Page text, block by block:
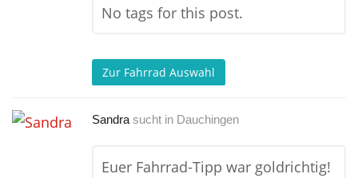
No tags for this post.
Zur Fahrrad Auswahl
Sandra sucht in Dauchingen
Euer Fahrrad-Tipp war goldrichtig!